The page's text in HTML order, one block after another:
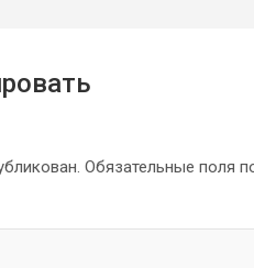
Обязательные поля